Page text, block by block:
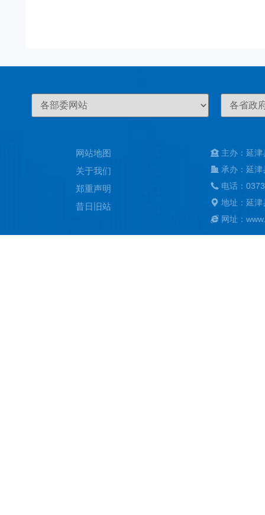
网站地图
关于我们
郑重声明
昔日旧站
主办：延
承办：延
电话：
地址：延
网址：